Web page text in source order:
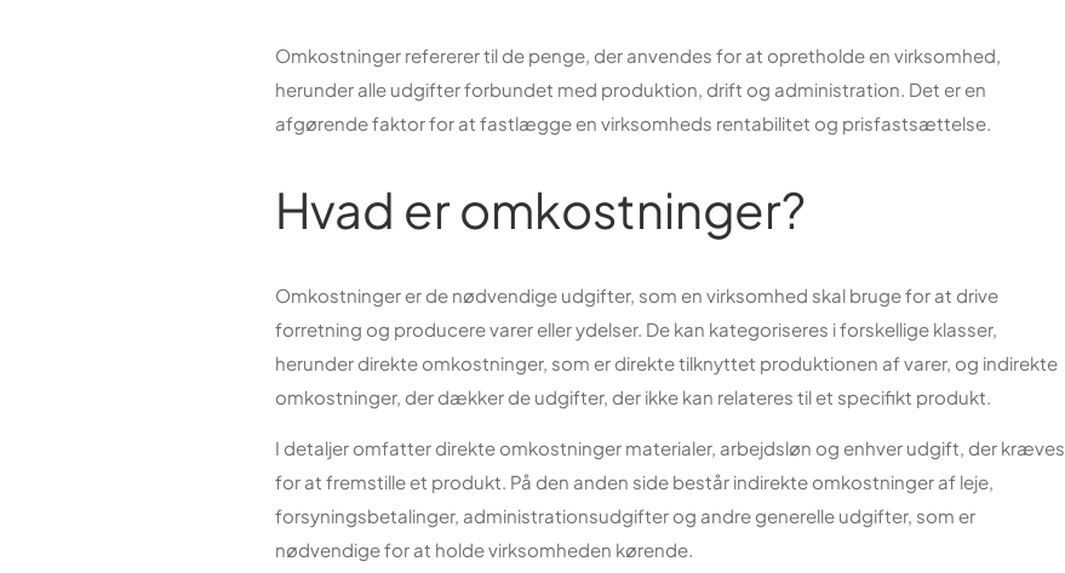
Omkostninger refererer til de penge, der anvendes for at opretholde en virksomhed,
herunder alle udgifter forbundet med produktion, drift og administration. Det er en
afgørende faktor for at fastlægge en virksomheds rentabilitet og prisfastsættelse.
Hvad er omkostninger?
Omkostninger er de nødvendige udgifter, som en virksomhed skal bruge for at drive
forretning og producere varer eller ydelser. De kan kategoriseres i forskellige klasser,
herunder direkte omkostninger, som er direkte tilknyttet produktionen af varer, og indirekte
omkostninger, der dækker de udgifter, der ikke kan relateres til et specifikt produkt.
I detaljer omfatter direkte omkostninger materialer, arbejdsløn og enhver udgift, der kræves
for at fremstille et produkt. På den anden side består indirekte omkostninger af leje,
forsyningsbetalinger, administrationsudgifter og andre generelle udgifter, som er
nødvendige for at holde virksomheden kørende.